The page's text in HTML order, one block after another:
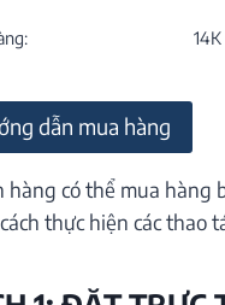
14K
dẫn mua hàng
hàng có thể mua hàng
thực hiện các thao